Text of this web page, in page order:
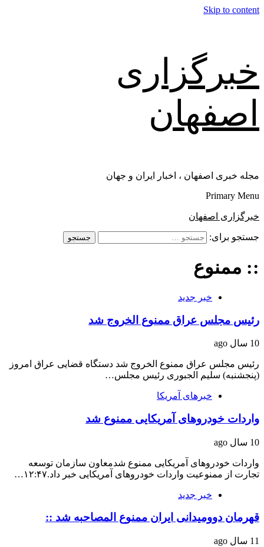
Skip to content
خبرگزاری
اصفهان
مجله خبری اصفهان ، اخبار ایران و جهان
Primary Menu
خبرگزاری اصفهان
جستجو برای:
:: ممنوع
خبر جدید
رئیس مجلس عراق ممنوع الخروج شد
10 سال ago
رئیس مجلس عراق ممنوع الخروج شد دستگاه قضایی عراق امروز
(پنجشنبه) سلیم الجبوری رئیس مجلس…
خبرهای آمریکا
واردات خودروهای آمریکایی ممنوع شد
10 سال ago
واردات خودروهای آمریکایی ممنوع شدمعاون سازمان توسعه
تجارت از ممنوعیت واردات خودروهای آمریکایی خبر داد.۱۲:۴۷…
خبر جدید
قهرمان دوومیدانی ایران ممنوع المصاحبه شد ::
11 سال ago